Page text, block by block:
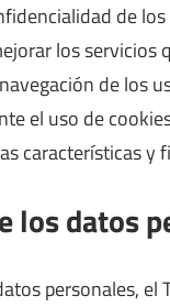
de
los servicios
de los
el uso de
características y
los datos
personales,